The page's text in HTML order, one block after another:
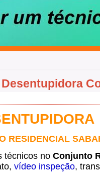
RESIDENCIAL
técnicos no Conjunto
vídeo inspeção,